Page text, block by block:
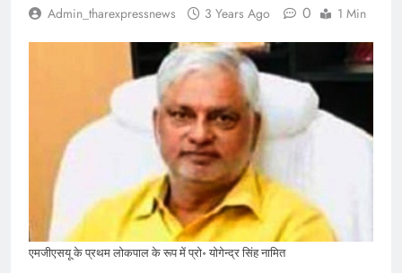
Admin_tharexpressnews 3 Years Ago 0 1 Min
एमजीएसयू के प्रथम लोकपाल के रूप में प्रो॰ योगेन्द्र सिंह नामित